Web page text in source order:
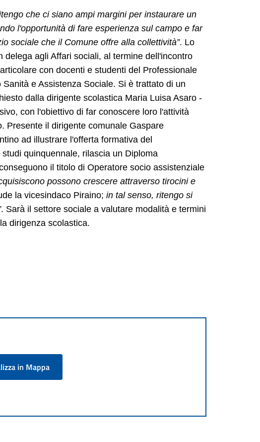
che ci siano ampi margini per instaurare un
l'opportunità di fare esperienza sul campo e far
sociale che il Comune offre alla collettività”. Lo
agli Affari sociali, al termine dell'incontro
con docenti e studenti del Professionale
e Assistenza Sociale. Si è trattato di un
dalla dirigente scolastica Maria Luisa Asaro -
con l'obiettivo di far conoscere loro l'attività
Presente il dirigente comunale Gaspare
ad illustrare l'offerta formativa del
quinquennale, rilascia un Diploma
il titolo di Operatore socio assistenziale
possono crescere attraverso tirocini e
la vicesindaco Piraino; in tal senso, ritengo si
. Sarà il settore sociale a valutare modalità e termini
dirigenza scolastica.
in Mappa